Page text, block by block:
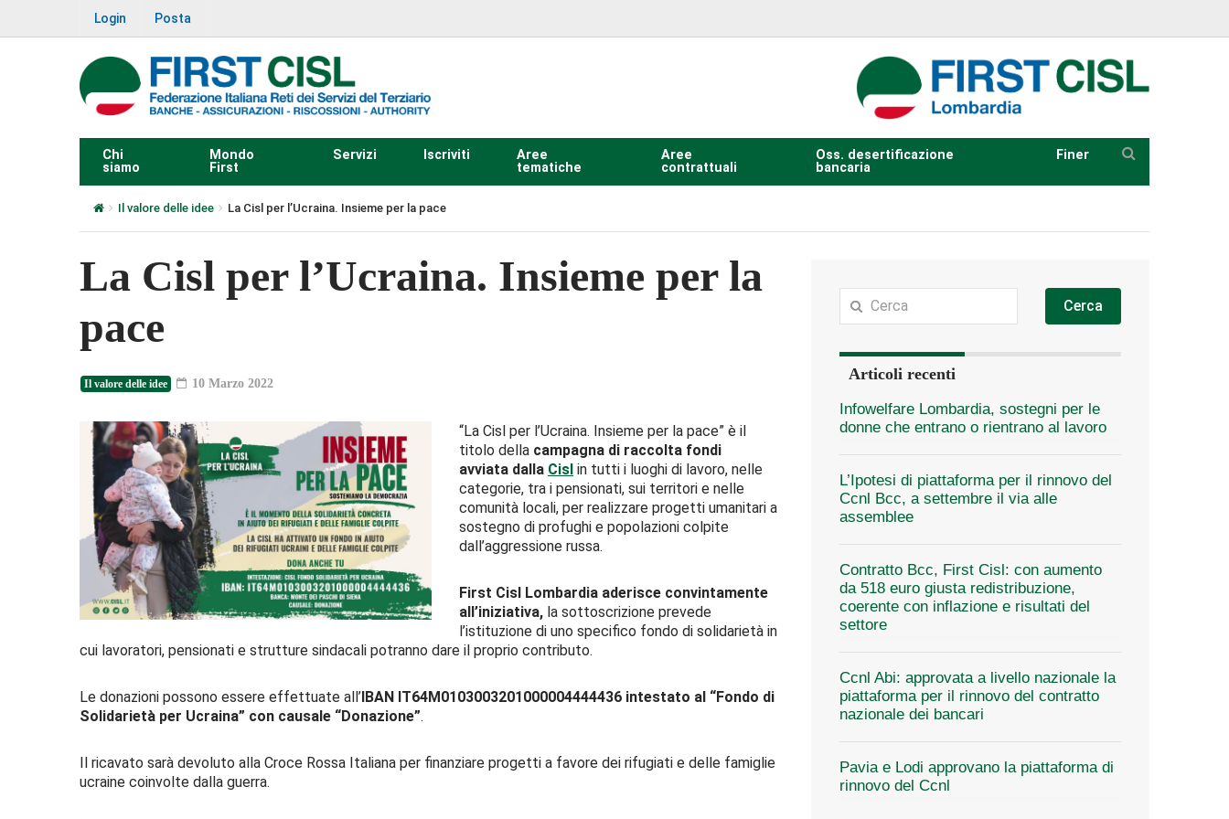
Login Posta
Chi
siamo
Mondo
First
Servizi Iscriviti
Aree
tematiche
Aree
contrattuali
Oss. desertificazione
bancaria
Finer
Il valore delle idee La Cisl per l’Ucraina. Insieme per la pace
La Cisl per l’Ucraina. Insieme per la
pace
Il valore delle idee 10 Marzo 2022
“La Cisl per l’Ucraina. Insieme per la pace” è il
titolo della campagna di raccolta fondi
avviata dalla Cisl in tutti i luoghi di lavoro, nelle
categorie, tra i pensionati, sui territori e nelle
comunità locali, per realizzare progetti umanitari a
sostegno di profughi e popolazioni colpite
dall’aggressione russa.
First Cisl Lombardia aderisce convintamente
all’iniziativa, la sottoscrizione prevede
l’istituzione di uno specifico fondo di solidarietà in
cui lavoratori, pensionati e strutture sindacali potranno dare il proprio contributo.
Le donazioni possono essere effettuate all’IBAN IT64M0103003201000004444436 intestato al “Fondo di
Solidarietà per Ucraina” con causale “Donazione”.
Il ricavato sarà devoluto alla Croce Rossa Italiana per finanziare progetti a favore dei rifugiati e delle famiglie
ucraine coinvolte dalla guerra.
Cerca
Articoli recenti
Infowelfare Lombardia, sostegni per le
donne che entrano o rientrano al lavoro
L’Ipotesi di piattaforma per il rinnovo del
Ccnl Bcc, a settembre il via alle
assemblee
Contratto Bcc, First Cisl: con aumento
da 518 euro giusta redistribuzione,
coerente con inflazione e risultati del
settore
Ccnl Abi: approvata a livello nazionale la
piattaforma per il rinnovo del contratto
nazionale dei bancari
Pavia e Lodi approvano la piattaforma di
rinnovo del Ccnl